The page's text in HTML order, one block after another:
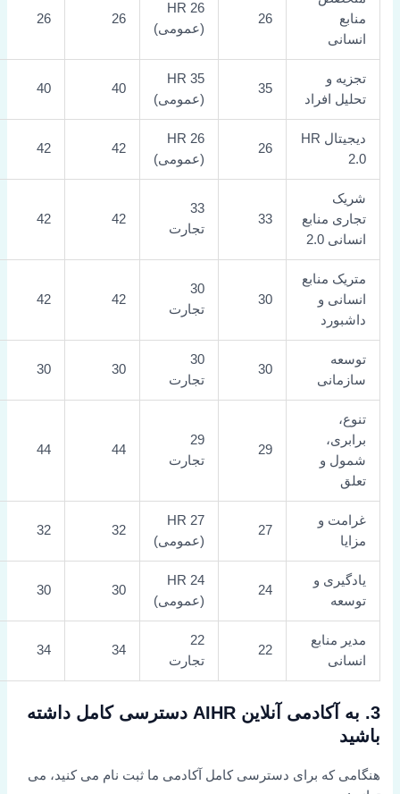
منابع
انسانی
26
26 HR
(عمومی)
26
26
تجزیه و
تحلیل افراد
35
35 HR
(عمومی)
40
40
دیجیتال HR
2.0
26
26 HR
(عمومی)
42
42
شریک
تجاری منابع
انسانی 2.0
33
33
تجارت
42
42
متریک منابع
انسانی و
داشبورد
30
30
تجارت
42
42
توسعه
سازمانی
30
30
تجارت
30
30
تنوع،
برابری،
شمول و
تعلق
29
29
تجارت
44
44
غرامت و
مزایا
27
27 HR
(عمومی)
32
32
یادگیری و
توسعه
24
24 HR
(عمومی)
30
30
مدیر منابع
انسانی
22
22
تجارت
34
34
3. به آکادمی آنلاین AIHR دسترسی کامل داشته
باشید
هنگامی که برای دسترسی کامل آکادمی ما ثبت نام می کنید، می